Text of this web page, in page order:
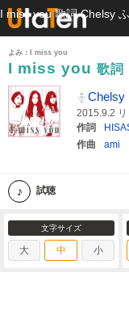
よみ：I miss you
I miss you 歌詞
Chelsy
2015.9.2 リ
作詞
作曲
ami
試聴
文字サイズ
大 中 小